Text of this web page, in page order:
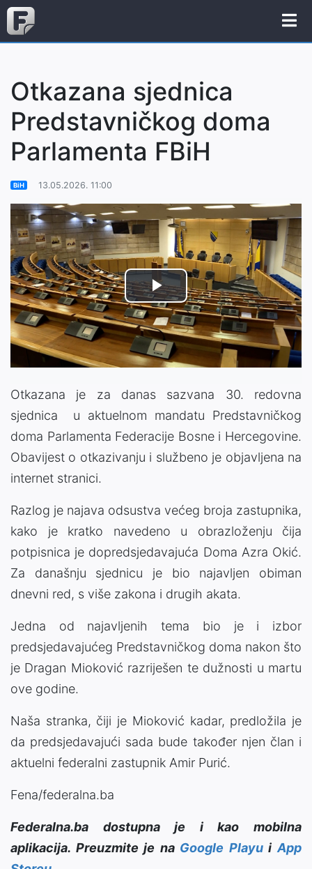
Otkazana sjednica
Predstavničkog doma
Parlamenta FBiH
BiH 13.05.2026. 11:00
Play
Video
Otkazana je za danas sazvana 30. redovna
sjednica u aktuelnom mandatu Predstavničkog
doma Parlamenta Federacije Bosne i Hercegovine.
Obavijest o otkazivanju i službeno je objavljena na
internet stranici.
Razlog je najava odsustva većeg broja zastupnika,
kako je kratko navedeno u obrazloženju čija
potpisnica je dopredsjedavajuća Doma Azra Okić.
Za današnju sjednicu je bio najavljen obiman
dnevni red, s više zakona i drugih akata.
Jedna od najavljenih tema bio je i izbor
predsjedavajućeg Predstavničkog doma nakon što
je Dragan Mioković razriješen te dužnosti u martu
ove godine.
Naša stranka, čiji je Mioković kadar, predložila je
da predsjedavajući sada bude također njen član i
aktuelni federalni zastupnik Amir Purić.
Fena/federalna.ba
Federalna.ba dostupna je i kao mobilna
aplikacija. Preuzmite je na Google PlayuiApp